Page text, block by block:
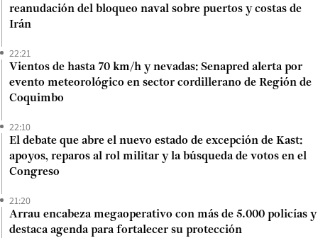
reanudación del bloqueo naval sobre puertos y costas de
Irán
22:21
Vientos de hasta 70 km/h y nevadas: Senapred alerta por
evento meteorológico en sector cordillerano de Región de
Coquimbo
22:10
El debate que abre el nuevo estado de excepción de Kast:
apoyos, reparos al rol militar y la búsqueda de votos en el
Congreso
21:20
Arrau encabeza megaoperativo con más de 5.000 policías y
destaca agenda para fortalecer su protección